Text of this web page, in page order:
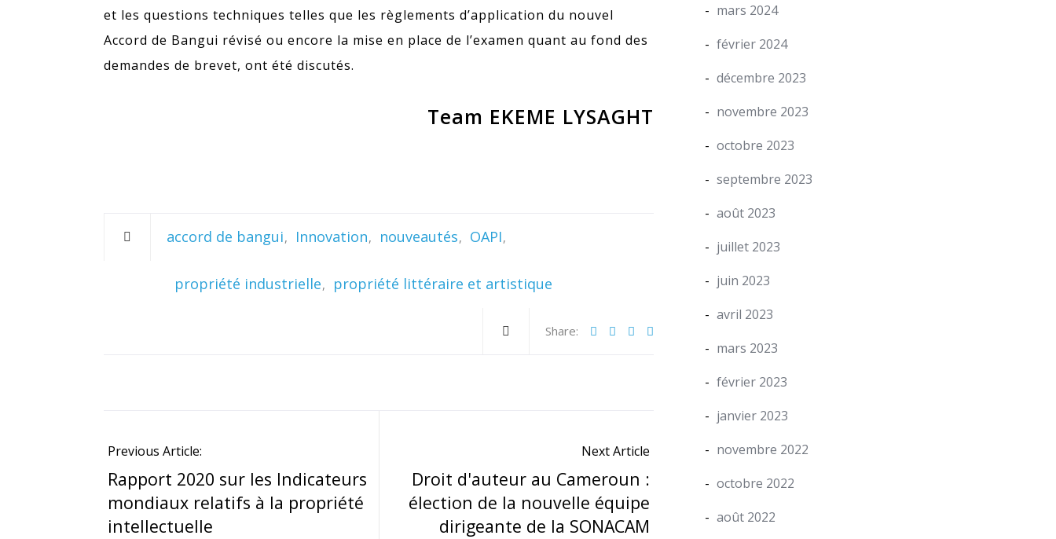
et les questions techniques telles que les règlements d’application du nouvel
Accord de Bangui révisé ou encore la mise en place de l’examen quant au fond des
demandes de brevet, ont été discutés.
Team EKEME LYSAGHT
accord de bangui Innovation nouveautés OAPI
propriété industrielle propriété littéraire et artistique
Share:
Previous Article:
Rapport 2020 sur les Indicateurs
mondiaux relatifs à la propriété
intellectuelle
Next Article
Droit d'auteur au Cameroun :
élection de la nouvelle équipe
dirigeante de la SONACAM
mars 2024
février 2024
décembre 2023
novembre 2023
octobre 2023
septembre 2023
août 2023
juillet 2023
juin 2023
avril 2023
mars 2023
février 2023
janvier 2023
novembre 2022
octobre 2022
août 2022